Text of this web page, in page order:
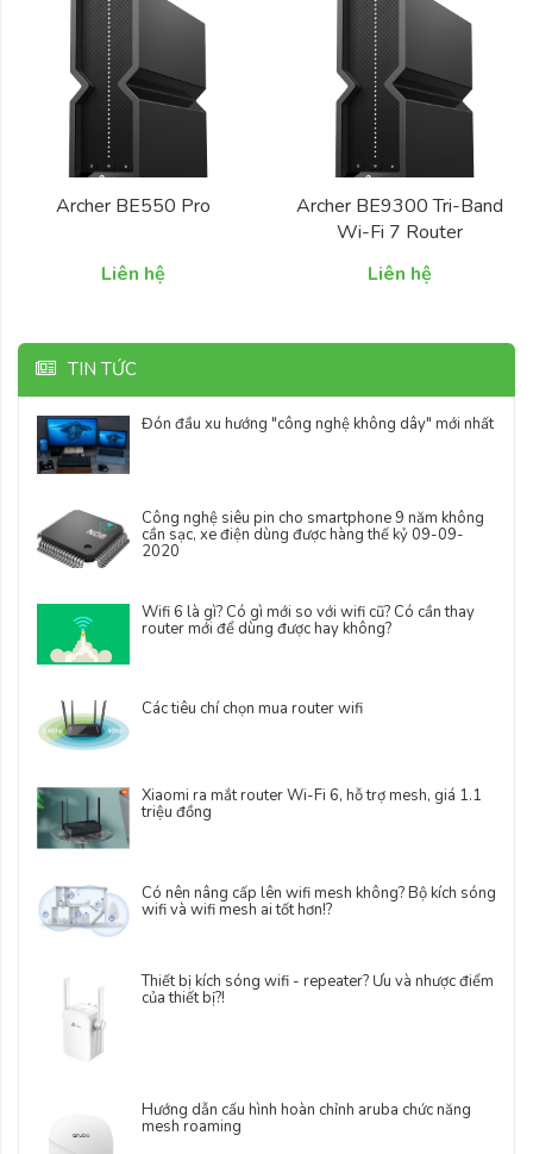
Archer BE550 Pro
Liên hệ
Archer BE9300 Tri-Band
Wi-Fi 7 Router
Liên hệ
TIN TỨC
Đón đầu xu hướng "công nghệ không dây" mới nhất
Công nghệ siêu pin cho smartphone 9 năm không
cần sạc, xe điện dùng được hàng thế kỷ 09-09-
2020
Wifi 6 là gì? Có gì mới so với wifi cũ? Có cần thay
router mới để dùng được hay không?
Các tiêu chí chọn mua router wifi
Xiaomi ra mắt router Wi-Fi 6, hỗ trợ mesh, giá 1.1
triệu đồng
Có nên nâng cấp lên wifi mesh không? Bộ kích sóng
wifi và wifi mesh ai tốt hơn!?
Thiết bị kích sóng wifi - repeater? Ưu và nhược điểm
của thiết bị?!
Hướng dẫn cấu hình hoàn chỉnh aruba chức năng
mesh roaming